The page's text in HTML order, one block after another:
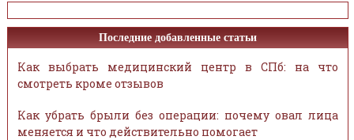
Последние добавленные статьи
Как выбрать медицинский центр в СПб: на что
смотреть кроме отзывов
Как убрать брыли без операции: почему овал лица
меняется и что действительно помогает